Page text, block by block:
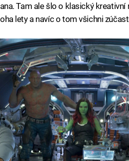
Tam ale šlo o klasický kreativní
lety a navíc o tom všichni